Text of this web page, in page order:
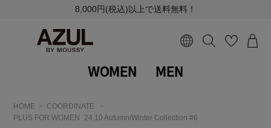
8,000円(税込)以上で送料無料！
WOMEN MEN
HOME
COORDINATE
PLUS FOR WOMEN `24.10 Autumn/Winter Collection #6